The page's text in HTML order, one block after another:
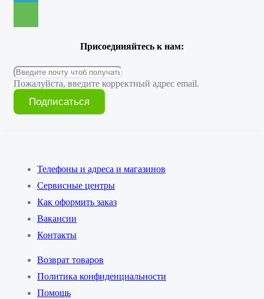
Присоединяйтесь к нам:
Пожалуйста, введите корректный адрес email.
Подписаться
Телефоны и адреса и магазинов
Сервисные центры
Как оформить заказ
Вакансии
Контакты
Возврат товаров
Политика конфиденциальности
Помощь